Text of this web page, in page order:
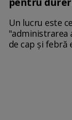
Un lucru este
"administrarea
de cap și febră